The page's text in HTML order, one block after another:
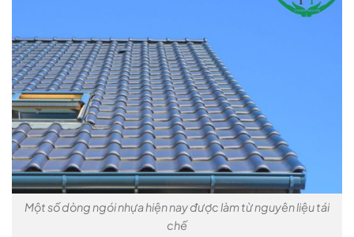
Một số dòng ngói nhựa hiện nay được làm từ nguyên liệu tái
chế